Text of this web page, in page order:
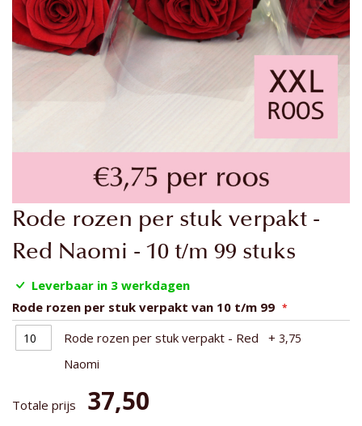
Rode rozen per stuk verpakt -
Red Naomi - 10 t/m 99 stuks
Leverbaar in 3 werkdagen
Rode rozen per stuk verpakt van 10 t/m 99
Rode rozen per stuk verpakt - Red
Naomi
+ 3,75
Totale prijs 37,50
Ga
naar
het
van
de
afbeeldingen-
gallerij